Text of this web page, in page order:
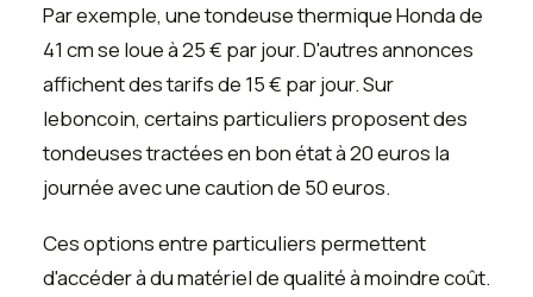
Par exemple, une tondeuse thermique Honda de
41 cm se loue à 25 € par jour. D'autres annonces
affichent des tarifs de 15 € par jour. Sur
leboncoin, certains particuliers proposent des
tondeuses tractées en bon état à 20 euros la
journée avec une caution de 50 euros.
Ces options entre particuliers permettent
d'accéder à du matériel de qualité à moindre coût.